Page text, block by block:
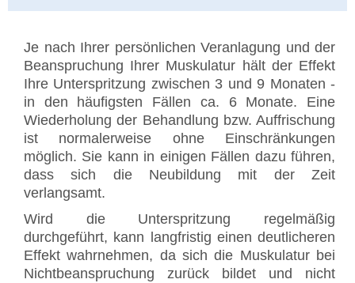
Je nach Ihrer persönlichen Veranlagung und der
Beanspruchung Ihrer Muskulatur hält der Effekt
Ihre Unterspritzung zwischen 3 und 9 Monaten -
in den häufigsten Fällen ca. 6 Monate. Eine
Wiederholung der Behandlung bzw. Auffrischung
ist normalerweise ohne Einschränkungen
möglich. Sie kann in einigen Fällen dazu führen,
dass sich die Neubildung mit der Zeit
verlangsamt.
Wird die Unterspritzung regelmäßig
durchgeführt, kann langfristig einen deutlicheren
Effekt wahrnehmen, da sich die Muskulatur bei
Nichtbeanspruchung zurück bildet und nicht